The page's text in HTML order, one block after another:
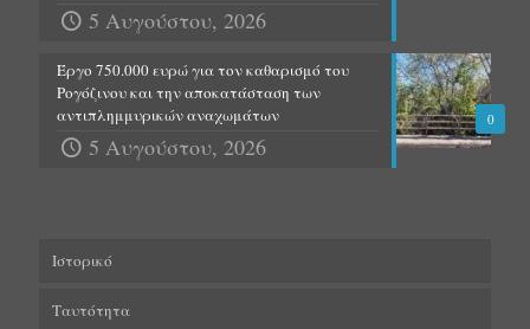
5 Αυγούστου, 2026
0
Έργο 750.000 ευρώ για τον καθαρισμό του
Ρογόζινου και την αποκατάσταση των
αντιπλημμυρικών αναχωμάτων
5 Αυγούστου, 2026
Ιστορικό
Ταυτότητα